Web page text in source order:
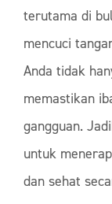
terutama di
mencuci
Anda tidak
memastikan
gangguan.
untuk
dan sehat